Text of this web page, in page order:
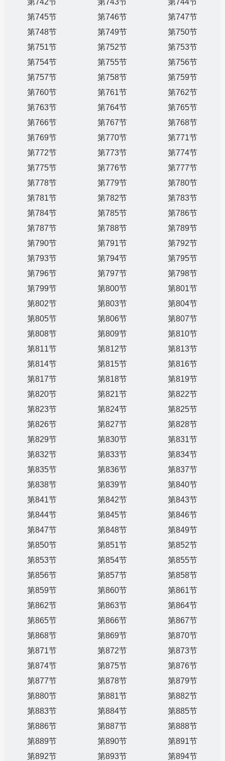
第742节 第743节
第744节
第745节
第746节
第747节
第748节
第749节
第750节
第751节
第752节
第753节
第754节
第755节
第756节
第757节
第758节
第759节
第760节
第761节
第762节
第763节
第764节
第765节
第766节
第767节
第768节
第769节
第770节
第771节
第772节
第773节
第774节
第775节
第776节
第777节
第778节
第779节
第780节
第781节
第782节
第783节
第784节
第785节
第786节
第787节
第788节
第789节
第790节
第791节
第792节
第793节
第794节
第795节
第796节
第797节
第798节
第799节
第800节
第801节
第802节
第803节
第804节
第805节
第806节
第807节
第808节
第809节
第810节
第811节
第812节
第813节
第814节
第815节
第816节
第817节
第818节
第819节
第820节
第821节
第822节
第823节
第824节
第825节
第826节
第827节
第828节
第829节
第830节
第831节
第832节
第833节
第834节
第835节
第836节
第837节
第838节
第839节
第840节
第841节
第842节
第843节
第844节
第845节
第846节
第847节
第848节
第849节
第850节
第851节
第852节
第853节
第854节
第855节
第856节
第857节
第858节
第859节
第860节
第861节
第862节
第863节
第864节
第865节
第866节
第867节
第868节
第869节
第870节
第871节
第872节
第873节
第874节
第875节
第876节
第877节
第878节
第879节
第880节
第881节
第882节
第883节
第884节
第885节
第886节
第887节
第888节
第889节
第890节
第891节
第892节
第893节
第894节